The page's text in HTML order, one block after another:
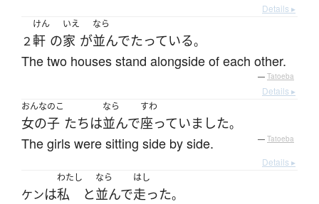
Details ▸
２
けん
軒 の
いえ
家 が
なら
並んでたっている。
The two houses stand alongside of each other.
— Tatoeba
Details ▸
おんなのこ
女の子 たちは
なら
並んで
すわ
座っていました。
The girls were sitting side by side. — Tatoeba
Details ▸
ケンは
わたし
私 と
なら
並んで
はし
走った。